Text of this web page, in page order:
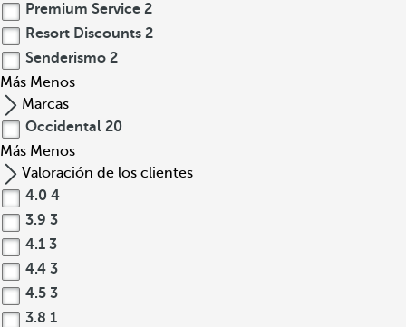
Premium Service 2
Resort Discounts 2
Senderismo 2
Más Menos
Marcas
Occidental 20
Más Menos
Valoración de los clientes
4.0 4
3.9 3
4.1 3
4.4 3
4.5 3
3.8 1